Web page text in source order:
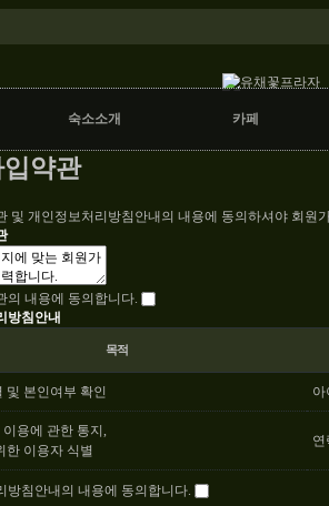
숙소소개 카페
약관
및 개인정보처리방침안내의 내용에 동의하셔야 회원
의 내용에 동의합니다.
방침안내
목적
및 본인여부 확인 아
용에 관한 통지,
한 이용자 식별
연
방침안내의 내용에 동의합니다.